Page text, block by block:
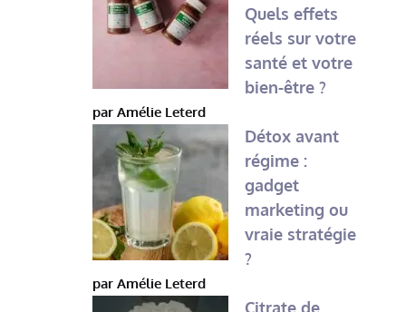
Quels effets
réels sur votre
santé et votre
bien-être ?
par Amélie Leterd
Détox avant
régime :
gadget
marketing ou
vraie stratégie
?
par Amélie Leterd
Citrate de